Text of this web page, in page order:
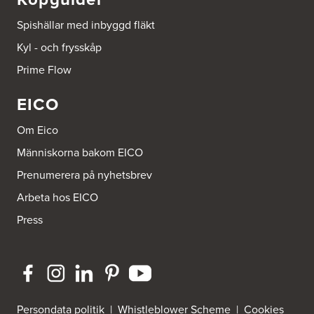
Beijer Byggmaterial Bollnäs - Filial 041
Industrigatan 5
Tel.: 752411000
Beijer Byggmaterial Piteå - Filial 002
Batterigatan 2
941 47 Piteå
Tel.: 752411518
Bra Hus från Hedlunds AB
Järnvägsgatan 12
Tel.:
Strömledningsgatan 5
721 37 Västerås
Spishällar med inbyggd fläkt
Kyl - och frysskåp
Prime Flow
EICO
Om Eico
Människorna bakom EICO
Prenumerera på nyhetsbrev
Arbeta hos EICO
Press
Persondata politik | Whistleblower Scheme | Cookies